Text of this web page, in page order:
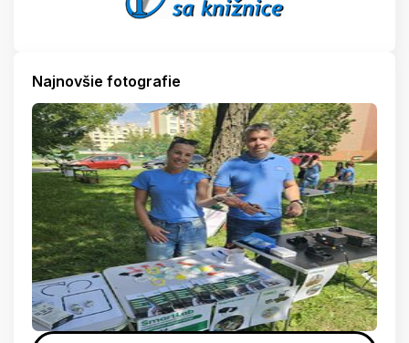
Najnovšie fotografie